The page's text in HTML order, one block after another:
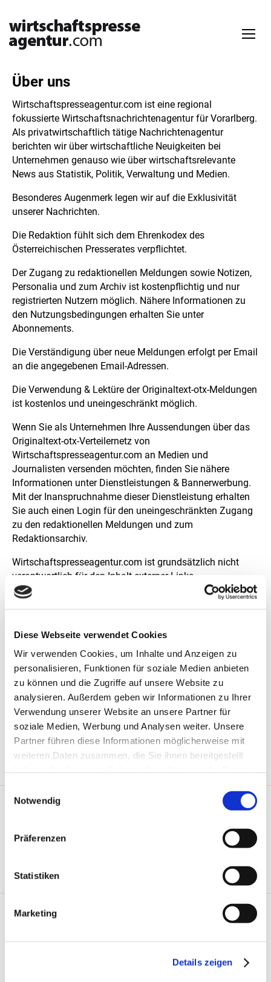
Diese Webseite verwendet Cookies
Wir verwenden Cookies, um Inhalte und Anzeigen zu
personalisieren, Funktionen für soziale Medien anbieten
zu können und die Zugriffe auf unsere Website zu
analysieren. Außerdem geben wir Informationen zu Ihrer
Verwendung unserer Website an unsere Partner für
soziale Medien, Werbung und Analysen weiter. Unsere
Partner führen diese Informationen möglicherweise mit
weiteren Daten zusammen, die Sie ihnen bereitgestellt
Notwendig
Präferenzen
Statistiken
Marketing
Details zeigen
Über uns
Wirtschaftspresseagentur.com ist eine regional
fokussierte Wirtschaftsnachrichtenagentur für Vorarlberg.
Als privatwirtschaftlich tätige Nachrichtenagentur
berichten wir über wirtschaftliche Neuigkeiten bei
Unternehmen genauso wie über wirtschaftsrelevante
News aus Statistik, Politik, Verwaltung und Medien.
Besonderes Augenmerk legen wir auf die Exklusivität
unserer Nachrichten.
Die Redaktion fühlt sich dem Ehrenkodex des
Österreichischen Presserates verpflichtet.
Der Zugang zu redaktionellen Meldungen sowie Notizen,
Personalia und zum Archiv ist kostenpflichtig und nur
registrierten Nutzern möglich. Nähere Informationen zu
den Nutzungsbedingungen erhalten Sie unter
Abonnements.
Die Verständigung über neue Meldungen erfolgt per Email
an die angegebenen Email-Adressen.
Die Verwendung & Lektüre der Originaltext-otx-Meldungen
ist kostenlos und uneingeschränkt möglich.
Wenn Sie als Unternehmen Ihre Aussendungen über das
Originaltext-otx-Verteilernetz von
Wirtschaftspresseagentur.com an Medien und
Journalisten versenden möchten, finden Sie nähere
Informationen unter Dienstleistungen & Bannerwerbung.
Mit der Inanspruchnahme dieser Dienstleistung erhalten
Sie auch einen Login für den uneingeschränkten Zugang
zu den redaktionellen Meldungen und zum
Redaktionsarchiv.
Wirtschaftspresseagentur.com ist grundsätzlich nicht
verantwortlich für den Inhalt externer Links.
Wirtschaftspresseagentur.com ist ein Produkt der BE
Wirtschaftspresse Dienstleistungs GmbH & Co KG,
308297d. UID: ATU 64055079. Dieses Unternehmen
befindet sich im Besitz von Mag. Günther Bitschnau. Er ist
auch geschäftsführender Alleingesellschafter der
gleichlautenden GmbH.
Website:
agindo interaktives marketing
www.agindo.at
MELDUNGEN & BERICHTE
05.08.2026 |Vorarlberg Forschung
Überraschender Führungswechsel bei V-Research